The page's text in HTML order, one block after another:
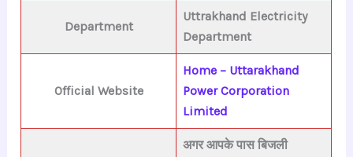
Department
Uttrakhand Electricity
Department
Official Website
Home – Uttarakhand
Power Corporation
Limited
अगर आपके पास बिजली